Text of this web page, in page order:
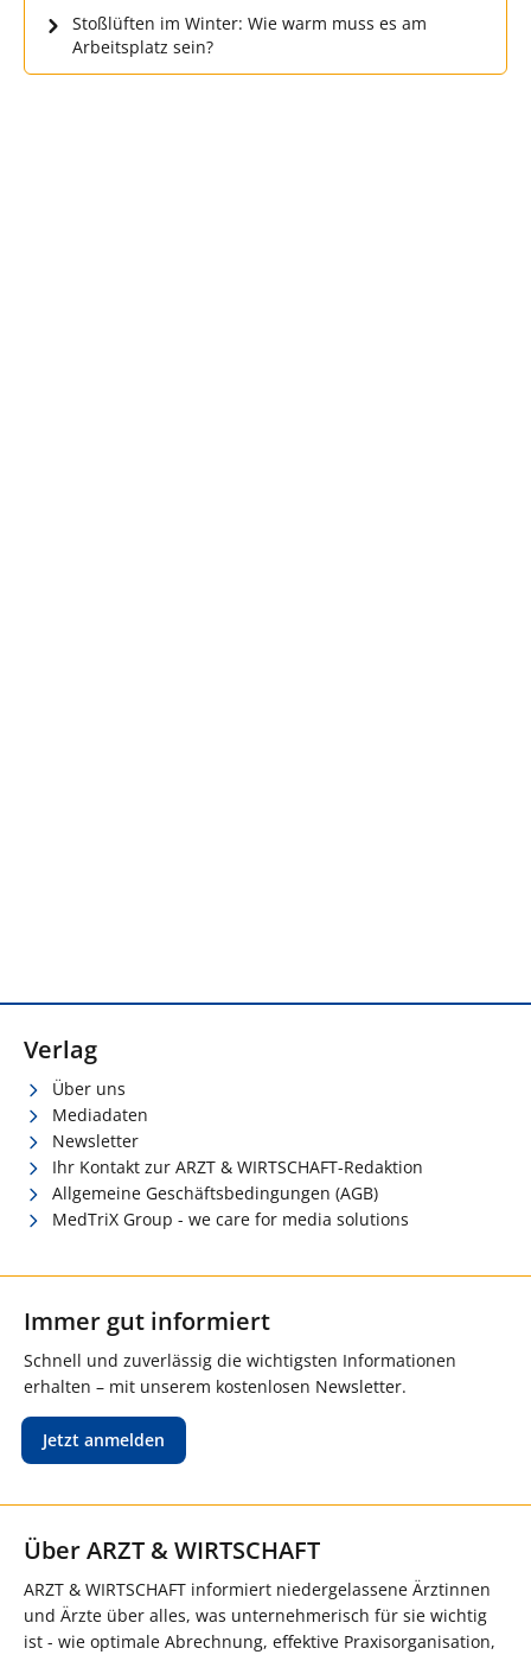
Stoßlüften im Winter: Wie warm muss es am
Arbeitsplatz sein?
Verlag
Über uns
Mediadaten
Newsletter
Ihr Kontakt zur ARZT & WIRTSCHAFT-Redaktion
Allgemeine Geschäftsbedingungen (AGB)
MedTriX Group - we care for media solutions
Immer gut informiert
Schnell und zuverlässig die wichtigsten Informationen
erhalten – mit unserem kostenlosen Newsletter.
Jetzt anmelden
Über ARZT & WIRTSCHAFT
ARZT & WIRTSCHAFT informiert niedergelassene Ärztinnen
und Ärzte über alles, was unternehmerisch für sie wichtig
ist - wie optimale Abrechnung, effektive Praxisorganisation,